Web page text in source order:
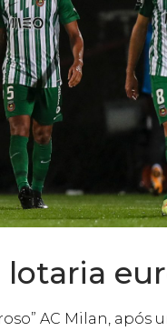
lotaria
AC Milan, após